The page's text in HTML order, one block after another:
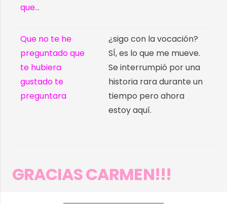
que…
Que no te he
preguntado que
te hubiera
gustado te
preguntara
¿sigo con la vocación?
SÍ, es lo que me mueve.
Se interrumpió por una
historia rara durante un
tiempo pero ahora
estoy aquí.
GRACIAS CARMEN!!!